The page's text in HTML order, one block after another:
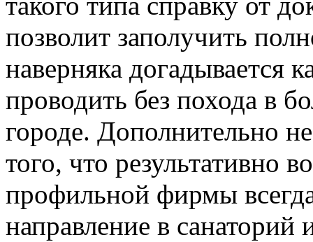
позволит заполучить
наверняка догадывается
проводить без похода в
городе. Дополнительно
того, что результативно
профильной фирмы
направление в санаторий